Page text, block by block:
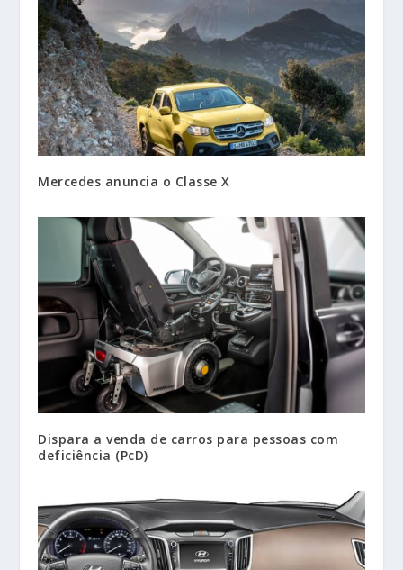
Mercedes anuncia o Classe X
Dispara a venda de carros para pessoas com
deficiência (PcD)